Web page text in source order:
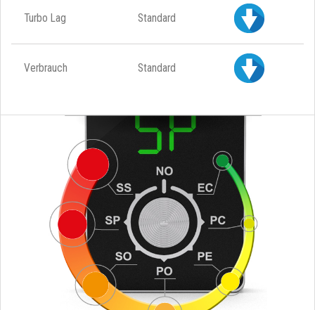
Turbo Lag Standard
Verbrauch Standard